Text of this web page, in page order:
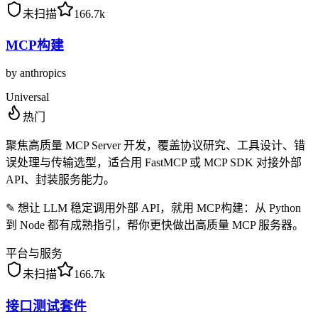
未扫描
166.7k
MCP构建
by anthropics
Universal
热门
聚焦高质量 MCP Server 开发，覆盖协议研究、工具设计、错
误处理与传输选型，适合用 FastMCP 或 MCP SDK 对接外部
API、封装服务能力。
✎ 想让 LLM 稳定调用外部 API，就用 MCP构建：从 Python
到 Node 都有成熟指引，帮你更快做出高质量 MCP 服务器。
平台与服务
未扫描
166.7k
接口测试套件